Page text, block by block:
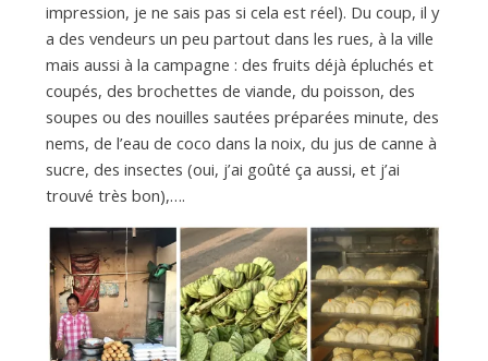
impression, je ne sais pas si cela est réel). Du coup, il y
a des vendeurs un peu partout dans les rues, à la ville
mais aussi à la campagne : des fruits déjà épluchés et
coupés, des brochettes de viande, du poisson, des
soupes ou des nouilles sautées préparées minute, des
nems, de l’eau de coco dans la noix, du jus de canne à
sucre, des insectes (oui, j’ai goûté ça aussi, et j’ai
trouvé très bon),….